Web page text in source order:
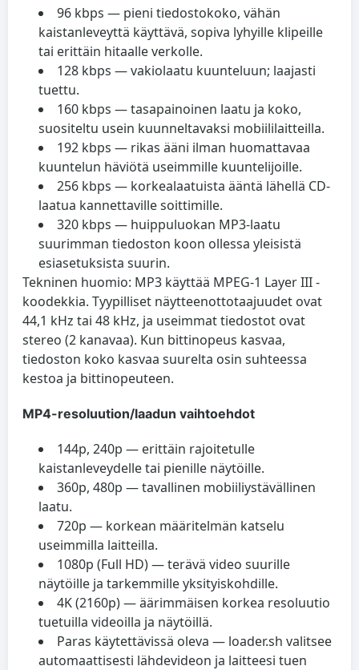
96 kbps — pieni tiedostokoko, vähän
kaistanleveyttä käyttävä, sopiva lyhyille klipeille
tai erittäin hitaalle verkolle.
128 kbps — vakiolaatu kuunteluun; laajasti
tuettu.
160 kbps — tasapainoinen laatu ja koko,
suositeltu usein kuunneltavaksi mobiililaitteilla.
192 kbps — rikas ääni ilman huomattavaa
kuuntelun häviötä useimmille kuuntelijoille.
256 kbps — korkealaatuista ääntä lähellä CD-
laatua kannettaville soittimille.
320 kbps — huippuluokan MP3-laatu
suurimman tiedoston koon ollessa yleisistä
esiasetuksista suurin.
Tekninen huomio: MP3 käyttää MPEG-1 Layer III -
koodekkia. Tyypilliset näytteenottotaajuudet ovat
44,1 kHz tai 48 kHz, ja useimmat tiedostot ovat
stereo (2 kanavaa). Kun bittinopeus kasvaa,
tiedoston koko kasvaa suurelta osin suhteessa
kestoa ja bittinopeuteen.
MP4-resoluution/laadun vaihtoehdot
144p, 240p — erittäin rajoitetulle
kaistanleveydelle tai pienille näytöille.
360p, 480p — tavallinen mobiiliystävällinen
laatu.
720p — korkean määritelmän katselu
useimmilla laitteilla.
1080p (Full HD) — terävä video suurille
näytöille ja tarkemmille yksityiskohdille.
4K (2160p) — äärimmäisen korkea resoluutio
tuetuilla videoilla ja näytöillä.
Paras käytettävissä oleva — loader.sh valitsee
automaattisesti lähdevideon ja laitteesi tuen